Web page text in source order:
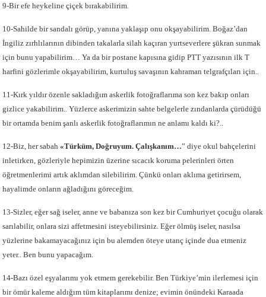
9-Bir efe heykeline çiçek bırakabilirim.
10-Sahilde bir sandalı görüp, yanına yaklaşıp onu okşayabilirim. Boğaz’dan
İngiliz zırhlılarının dibinden takalarla silah kaçıran yurtseverlere şükran sunmak
için bunu yapabilirim… Ya da bir postane kapısına gidip PTT yazısının ilk T
harfini gözlerimle okşayabilirim, kurtuluş savaşının kahraman telgrafçıları için..
11-Kırk yıldır özenle sakladığım askerlik fotoğraflarıma son kez bakıp onları
gizlice yakabilirim.. Yüzlerce askerimizin sahte belgelerle zındanlarda çürüdüğü
bir ortamda benim şanlı askerlik fotoğraflarımın ne anlamı kaldı ki?..
12-Biz, her sabah«Türküm, Doğruyum. Çalışkanım…” diye okul bahçelerini
inletirken, gözleriyle hepimizin üzerine sıcacık koruma pelerinleri örten
öğretmenlerimi artık aklımdan silebilirim. Çünkü onları aklıma getirirsem,
hayalimde onların ağladığını göreceğim.
13-Sizler, eğer sağ iseler, anne ve babanıza son kez bir Cumhuriyet çocuğu olarak
sarılabilir, onlara sizi affetmesini isteyebilirsiniz. Eğer ölmüş iseler, nasılsa
yüzlerine bakamayacağınız için bu alemden öteye utanç içinde dua etmeniz
yeter.. Ben bunu yapacağım.
14-Bazı özel eşyalarımı yok etmem gerekebilir. Ben Türkiye’min ilerlemesi için
bir ömür kaleme aldığım tüm kitaplarımı denize; evimin önündeki Karaada